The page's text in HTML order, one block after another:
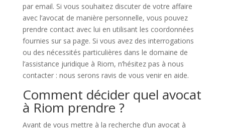
par email. Si vous souhaitez discuter de votre affaire
avec l’avocat de manière personnelle, vous pouvez
prendre contact avec lui en utilisant les coordonnées
fournies sur sa page. Si vous avez des interrogations
ou des nécessités particulières dans le domaine de
l’assistance juridique à Riom, n’hésitez pas à nous
contacter : nous serons ravis de vous venir en aide.
Comment décider quel avocat
à Riom prendre ?
Avant de vous mettre à la recherche d’un avocat à